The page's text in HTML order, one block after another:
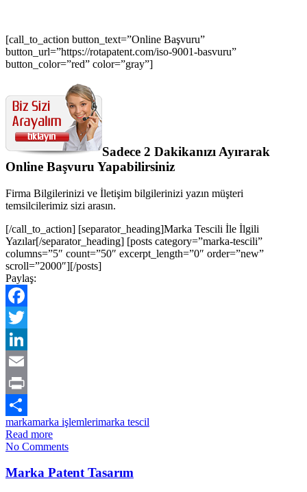
[call_to_action button_text=”Online Başvuru”
button_url=”https://rotapatent.com/iso-9001-basvuru”
button_color=”red” color=”gray”]
Sadece 2 Dakikanızı Ayırarak
Online Başvuru Yapabilirsiniz
Firma Bilgilerinizi ve İletişim bilgilerinizi yazın müşteri
temsilcilerimiz sizi arasın.
[/call_to_action] [separator_heading]Marka Tescili İle İlgili
Yazılar[/separator_heading] [posts category=”marka-tescili”
columns=”5″ count=”50″ excerpt_length=”0″ order=”new”
scroll=”2000″][/posts]
Paylaş:
Facebook
Twitter
LinkedIn
Email
Print
Share
markamarka işlemlerimarka tescil
Read more
No Comments
Marka Patent Tasarım